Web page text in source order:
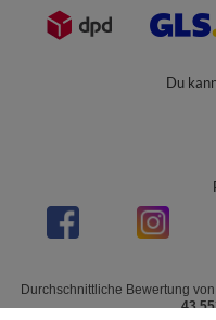
Du
Durchschnittliche Bewertung von